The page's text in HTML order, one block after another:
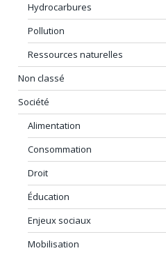
Hydrocarbures
Pollution
Ressources naturelles
Non classé
Société
Alimentation
Consommation
Droit
Éducation
Enjeux sociaux
Mobilisation